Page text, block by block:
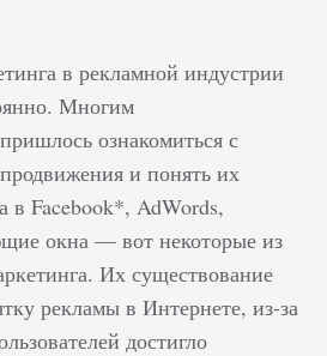
в рекламной индустрии
Многим
ознакомиться с
и понять их
в Facebook*, AdWords,
окна — вот некоторые из
Их существование
рекламы в Интернете, из-за
достигло